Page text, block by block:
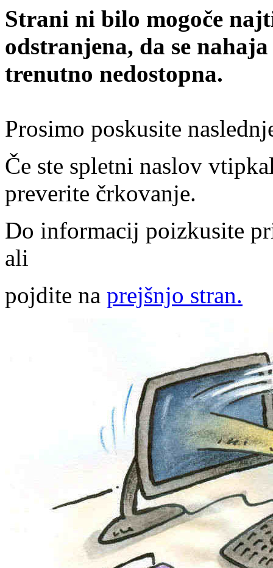
Strani ni bilo mogoče
odstranjena, da se
trenutno nedostopna.
Prosimo poskusite
Če ste spletni naslov
preverite črkovanje.
Do informacij poizkusite
ali
pojdite na prejšnjo stran.